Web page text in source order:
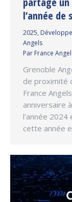
l’année de
2025,
Angels
Par France
Grenoble
de proximité
France
anniversaire
l’année
cette année